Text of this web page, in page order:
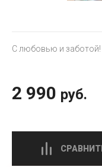
С любовью и заботой!
2 990 руб.